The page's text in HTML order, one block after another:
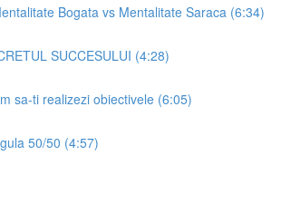
Bogata vs Mentalitate Saraca (6:34)
SUCCESULUI (4:28)
sa-ti realizezi obiectivele (6:05)
50/50 (4:57)